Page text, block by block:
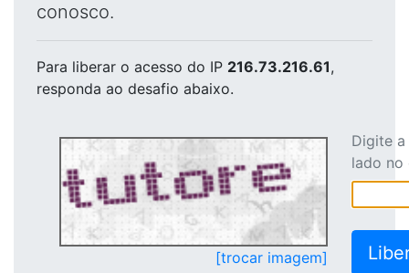
conosco.
Para liberar o acesso do IP 216.73.216.61,
responda ao desafio abaixo.
[trocar imagem]
Digite
lado no